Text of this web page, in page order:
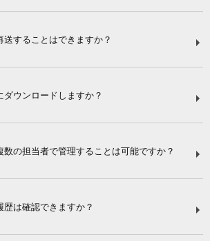
することはできますか？
ウンロードしますか？
の担当者で管理することは可能ですか？
は確認できますか？